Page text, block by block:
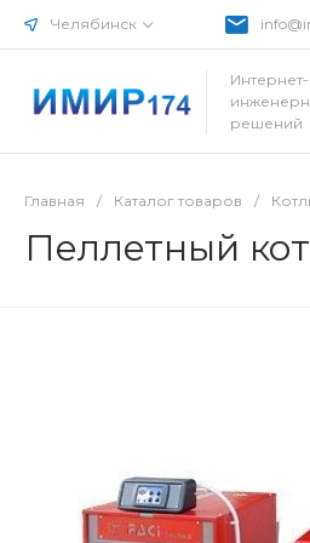
Челябинск
решений
Главная / Каталог товаров /
Пеллетный